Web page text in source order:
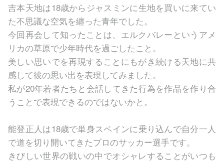
吉本天地は18歳からジャスミンに生地を買いに来てい
た不思議な空気を纏った青年でした。
今回再会して知ったことは、エルクバレーというアメ
リカの草原で少年時代を過ごしたこと。
美しい思いでを再現することにもがき続ける天地に共
感して彼の思い出を表現してみました。
私が20年若者たちと会話してきた行為を作品を作り合
うことで表現できるのではないかと。
能登正人は18歳で単身スペインに乗り込んで自分一人
で道を切り開いてきたプロのサッカー選手です。
きびしい世界の戦いの中でオシャレすることがいつも